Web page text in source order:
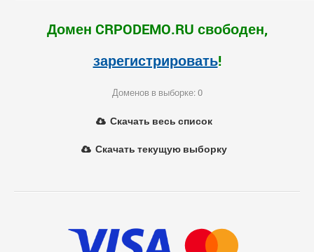
Домен CRPODEMO.RU свободен,
зарегистрировать!
Доменов в выборке: 0
Скачать весь список
Скачать текущую выборку